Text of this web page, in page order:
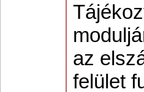
az
felület